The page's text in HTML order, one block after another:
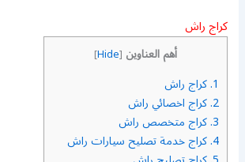
كراج راش
أهم العناوين [
Hide
]
1. كراج راش
2. كراج اخصائي راش
3. كراج متخصص راش
4. كراج خدمة تصليح سيارات راش